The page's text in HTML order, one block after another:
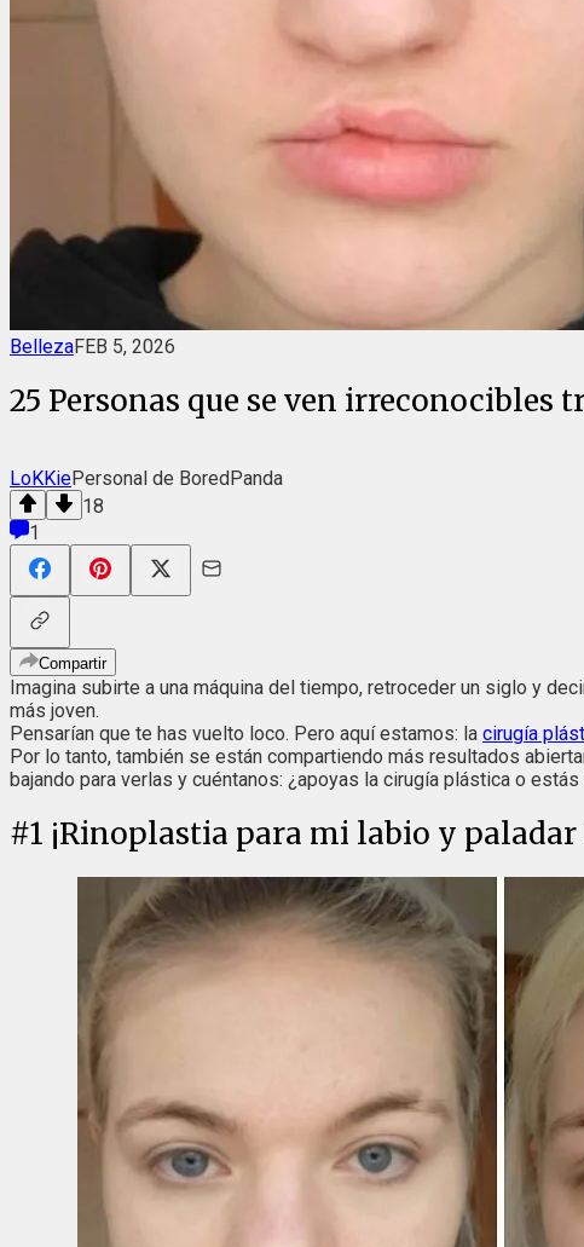
BellezaFEB 5, 2026
25 Personas que se ven irreconocibles
LoKKiePersonal de BoredPanda
18
1
Compartir
Imagina subirte a una máquina del tiempo, retroceder un siglo y
más joven.
Pensarían que te has vuelto loco. Pero aquí estamos: la cirugía
Por lo tanto, también se están compartiendo más resultados
bajando para verlas y cuéntanos: ¿apoyas la cirugía plástica o estás
#1 ¡Rinoplastia para mi labio y